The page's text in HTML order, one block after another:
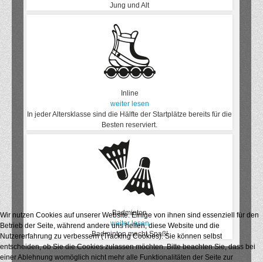
Jung und Alt
Inline
weiter lesen
In jeder Altersklasse sind die Hälfte der Startplätze bereits für die
Besten reserviert.
Badminton
weiter lesen
Badminton macht Spaß!
Wir nutzen Cookies auf unserer Website. Einige von ihnen sind essenziell für den
Betrieb der Seite, während andere uns helfen, diese Website und die
Nutzererfahrung zu verbessern (Tracking Cookies). Sie können selbst
entscheiden, ob Sie die Cookies zulassen möchten. Bitte beachten Sie, dass bei
einer Ablehnung womöglich nicht mehr alle Funktionalitäten der Seite zur